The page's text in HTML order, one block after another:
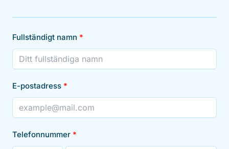
Fullständigt namn
E-postadress
Telefonnummer